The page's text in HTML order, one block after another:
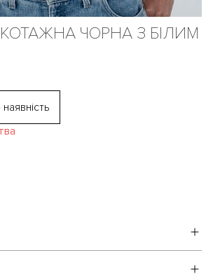
ЧОРНА З БІЛИМ